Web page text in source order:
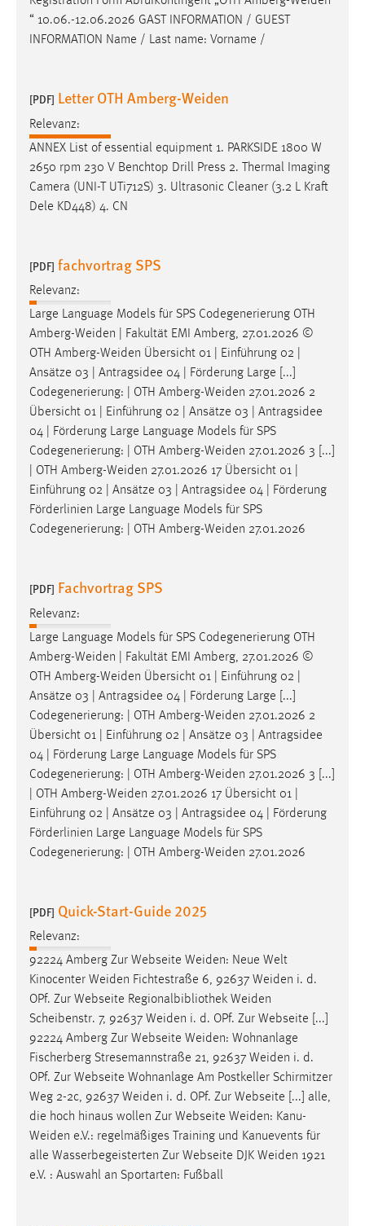
“ 10.06.-12.06.2026 GAST INFORMATION / GUEST
INFORMATION Name / Last name: Vorname /
[PDF] Letter OTH Amberg-Weiden
Relevanz:
ANNEX List of essential equipment 1. PARKSIDE 1800 W
2650 rpm 230 V Benchtop Drill Press 2. Thermal Imaging
Camera (UNI-T UTi712S) 3. Ultrasonic Cleaner (3.2 L Kraft
Dele KD448) 4. CN
[PDF] fachvortrag SPS
Relevanz:
Large Language Models für SPS Codegenerierung OTH
Amberg-Weiden | Fakultät EMI Amberg, 27.01.2026 ©
OTH Amberg-Weiden Übersicht 01 | Einführung 02 |
Ansätze 03 | Antragsidee 04 | Förderung Large [...]
Codegenerierung: | OTH Amberg-Weiden 27.01.2026 2
Übersicht 01 | Einführung 02 | Ansätze 03 | Antragsidee
04 | Förderung Large Language Models für SPS
Codegenerierung: | OTH Amberg-Weiden 27.01.2026 3 [...]
| OTH Amberg-Weiden 27.01.2026 17 Übersicht 01 |
Einführung 02 | Ansätze 03 | Antragsidee 04 | Förderung
Förderlinien Large Language Models für SPS
Codegenerierung: | OTH Amberg-Weiden 27.01.2026
[PDF] Fachvortrag SPS
Relevanz:
Large Language Models für SPS Codegenerierung OTH
Amberg-Weiden | Fakultät EMI Amberg, 27.01.2026 ©
OTH Amberg-Weiden Übersicht 01 | Einführung 02 |
Ansätze 03 | Antragsidee 04 | Förderung Large [...]
Codegenerierung: | OTH Amberg-Weiden 27.01.2026 2
Übersicht 01 | Einführung 02 | Ansätze 03 | Antragsidee
04 | Förderung Large Language Models für SPS
Codegenerierung: | OTH Amberg-Weiden 27.01.2026 3 [...]
| OTH Amberg-Weiden 27.01.2026 17 Übersicht 01 |
Einführung 02 | Ansätze 03 | Antragsidee 04 | Förderung
Förderlinien Large Language Models für SPS
Codegenerierung: | OTH Amberg-Weiden 27.01.2026
[PDF] Quick-Start-Guide 2025
Relevanz:
92224 Amberg Zur Webseite Weiden: Neue Welt
Kinocenter Weiden Fichtestraße 6, 92637 Weiden i. d.
OPf. Zur Webseite Regionalbibliothek Weiden
Scheibenstr. 7, 92637 Weiden i. d. OPf. Zur Webseite [...]
92224 Amberg Zur Webseite Weiden: Wohnanlage
Fischerberg Stresemannstraße 21, 92637 Weiden i. d.
OPf. Zur Webseite Wohnanlage Am Postkeller Schirmitzer
Weg 2-2c, 92637 Weiden i. d. OPf. Zur Webseite [...] alle,
die hoch hinaus wollen Zur Webseite Weiden: Kanu-
Weiden e.V.: regelmäßiges Training und Kanuevents für
alle Wasserbegeisterten Zur Webseite DJK Weiden 1921
e.V. : Auswahl an Sportarten: Fußball
Conversion-Tracking
Cookie Laufzeit:
Name:
_fbp
Anbieter:
Facebook
Conversion-Tracking
Cookie Laufzeit:
3 Monate
EXTERNE MEDIEN
Um Inhalte von Videoplattformen und Social Media
Plattformen anzeigen zu können, werden von diesen
externen Medien Cookies gesetzt.
YouTube
Vimeo